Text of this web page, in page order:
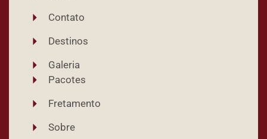
Contato
Destinos
Galeria
Pacotes
Fretamento
Sobre